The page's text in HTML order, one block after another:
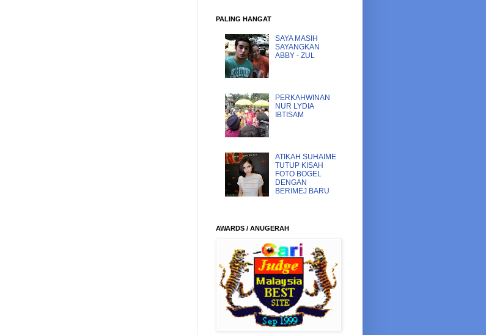
PALING HANGAT
SAYA MASIH
SAYANGKAN
ABBY - ZUL
PERKAHWINAN
NUR LYDIA
IBTISAM
ATIKAH SUHAIME
TUTUP KISAH
FOTO BOGEL
DENGAN
BERIMEJ BARU
AWARDS / ANUGERAH